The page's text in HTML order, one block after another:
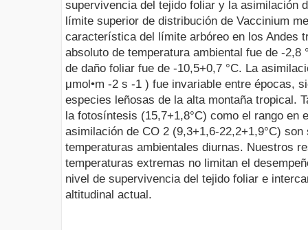
supervivencia del tejido foliar y la asimilación
límite superior de distribución de Vaccinium
característica del límite arbóreo en los Andes
absoluto de temperatura ambiental fue de -2,8
de daño foliar fue de -10,5+0,7 °C. La
μmol•m -2 s -1 ) fue invariable entre épocas,
especies leñosas de la alta montaña tropical.
la fotosíntesis (15,7+1,8°C) como el rango en
asimilación de CO 2 (9,3+1,6-22,2+1,9°C)
temperaturas ambientales diurnas. Nuestros
temperaturas extremas no limitan el
nivel de supervivencia del tejido foliar e
altitudinal actual.